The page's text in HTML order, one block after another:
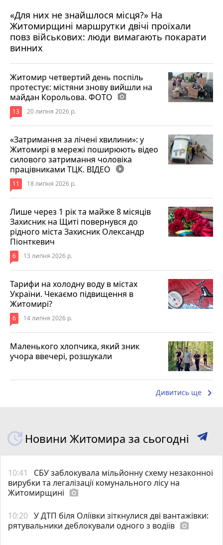
«Для них не знайшлося місця?» На
Житомирщині маршрутки двічі проїхали
повз військових: люди вимагають покарати
винних
17 липня 2026 р.
Житомир четвертий день поспіль
протестує: містяни знову вийшли на
майдан Корольова. ФОТО photo_camera
13 20 липня 2026 р.
«Затримання за лічені хвилини»: у
Житомирі в мережі поширюють відео
силового затримання чоловіка
працівниками ТЦК. ВІДЕО play_circle_filled
11 18 липня 2026 р.
Лише через 1 рік та майже 8 місяців
Захисник на Щиті повернувся до
рідного міста Захисник Олександр
Піонткевич
6 13 липня 2026 р.
Тарифи на холодну воду в містах
України. Чекаємо підвищення в
Житомирі?
6 14 липня 2026 р.
Маленького хлопчика, який зник
учора ввечері, розшукали
Дивитись ще keyboard_arrow_right
Новини Житомира за сьогодні
10:41
СБУ заблокувала мільйонну схему незаконної
вирубки та легалізації комунального лісу на
Житомирщині photo_camera
10:20 У ДТП біля Оліївки зіткнулися дві вантажівки:
рятувальники деблокували одного з водіїв photo_camera